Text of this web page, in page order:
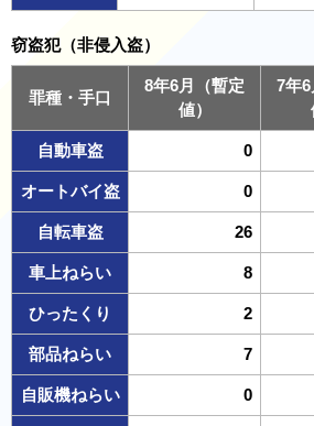
窃盗犯（非侵入盗）
罪種・手口
8年6月（暫定
値）
7年
自動車盗 0
オートバイ盗 0
自転車盗 26
車上ねらい 8
ひったくり 2
部品ねらい 7
自販機ねらい 0